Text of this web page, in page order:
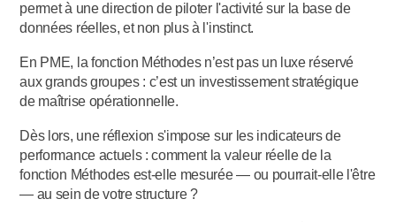
permet à une direction de piloter l'activité sur la base de
données réelles, et non plus à l'instinct.
En PME, la fonction Méthodes n’est pas un luxe réservé
aux grands groupes : c’est un investissement stratégique
de maîtrise opérationnelle.
Dès lors, une réflexion s'impose sur les indicateurs de
performance actuels : comment la valeur réelle de la
fonction Méthodes est-elle mesurée — ou pourrait-elle l'être
— au sein de votre structure ?